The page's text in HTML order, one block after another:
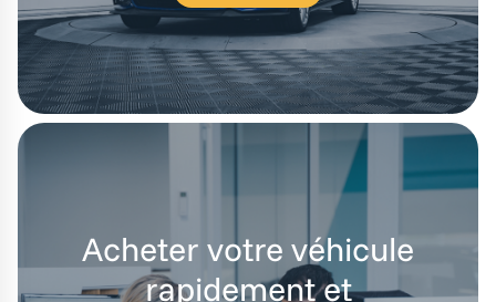
Acheter votre véhicule
rapidement et